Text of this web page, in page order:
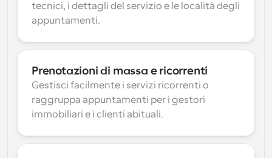
tecnici, i dettagli del servizio e le località degli
appuntamenti.
Prenotazioni di massa e ricorrenti
Gestisci facilmente i servizi ricorrenti o
raggruppa appuntamenti per i gestori
immobiliari e i clienti abituali.